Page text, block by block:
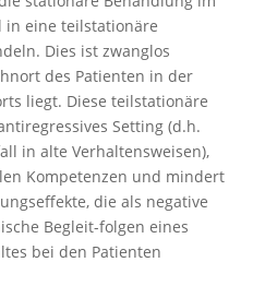
eine teilstationäre
Dies ist zwanglos
des Patienten in der
liegt. Diese teilstationäre
Setting (d.h.
in alte Verhaltensweisen),
Kompetenzen und mindert
die als negative
Begleit-folgen eines
bei den Patienten